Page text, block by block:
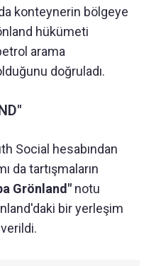
konteynerin bölgeye
hükümeti
arama
doğruladı.
Social hesabından
da tartışmaların
Grönland" notu
bir yerleşim